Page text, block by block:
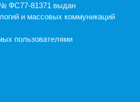
№ ФС77-81371 выдан
и массовых коммуникаций
пользователями